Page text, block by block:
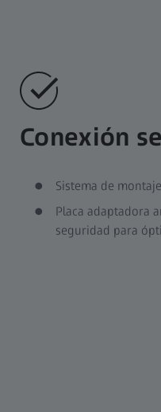
Conexión
Sistema de
Placa adaptadora
seguridad para